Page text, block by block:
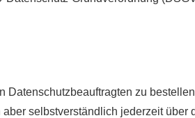
zu
selbstverständlich jederzeit